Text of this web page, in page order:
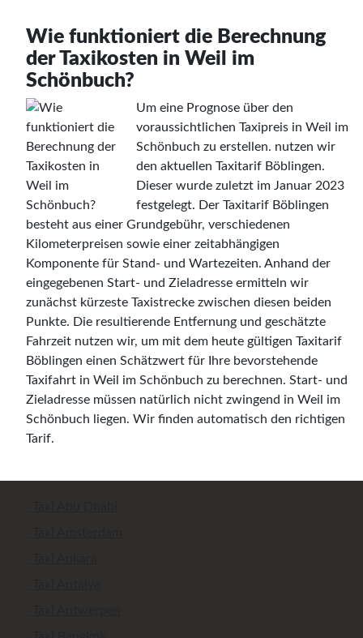
Wie funktioniert die Berechnung
der Taxikosten in Weil im
Schönbuch?
Um eine Prognose über den
voraussichtlichen Taxipreis in Weil im
Schönbuch zu erstellen. nutzen wir
den aktuellen Taxitarif Böblingen.
Dieser wurde zuletzt im Januar 2023
festgelegt. Der Taxitarif Böblingen
besteht aus einer Grundgebühr, verschiedenen
Kilometerpreisen sowie einer zeitabhängigen
Komponente für Stand- und Wartezeiten. Anhand der
eingegebenen Start- und Zieladresse ermitteln wir
zunächst kürzeste Taxistrecke zwischen diesen beiden
Punkte. Die resultierende Entfernung und geschätzte
Fahrzeit nutzen wir, um mit dem heute gültigen Taxitarif
Böblingen einen Schätzwert für Ihre bevorstehende
Taxifahrt in Weil im Schönbuch zu berechnen. Start- und
Zieladresse müssen natürlich nicht zwingend in Weil im
Schönbuch liegen. Wir finden automatisch den richtigen
Tarif.